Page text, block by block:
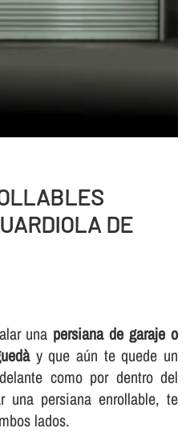
DE
una persiana de garaje o
y que aún te quede un
como por dentro del
una persiana enrollable, te
lados.